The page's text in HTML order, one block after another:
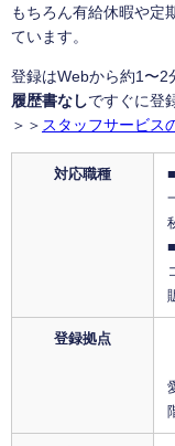
もちろん有給休暇や定
ています。
登録はWebから約1〜2
履歴書なしですぐに登
＞＞ スタッフサービス
対応職種
登録拠点